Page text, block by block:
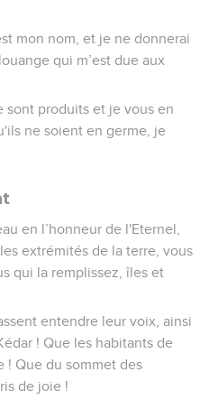
mon nom, et je ne donnerai
qui m’est due aux
sont produits et je vous en
ne soient en germe, je
en l’honneur de l'Eternel,
extrémités de la terre, vous
qui la remplissez, îles et
entendre leur voix, ainsi
! Que les habitants de
! Que du sommet des
de joie !